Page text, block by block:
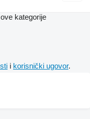
kategorije
i korisnički ugovor.